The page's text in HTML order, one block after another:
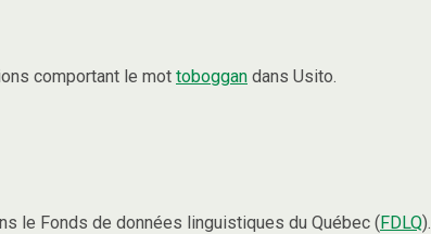
comportant le mot toboggan dans Usito.
le Fonds de données linguistiques du Québec (FDLQ).